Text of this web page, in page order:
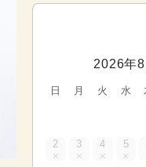
2026年8
日 月 火 水
2 3 4 5